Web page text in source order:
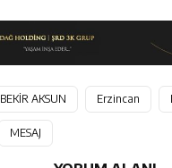
BEKİR AKSUN Erzincan
MESAJ